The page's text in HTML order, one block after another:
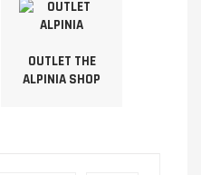
OUTLET THE
ALPINIA SHOP